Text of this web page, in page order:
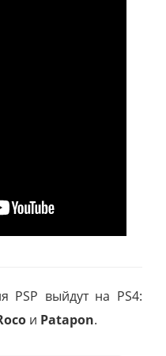
PSP выйдут на PS4:
и Patapon.